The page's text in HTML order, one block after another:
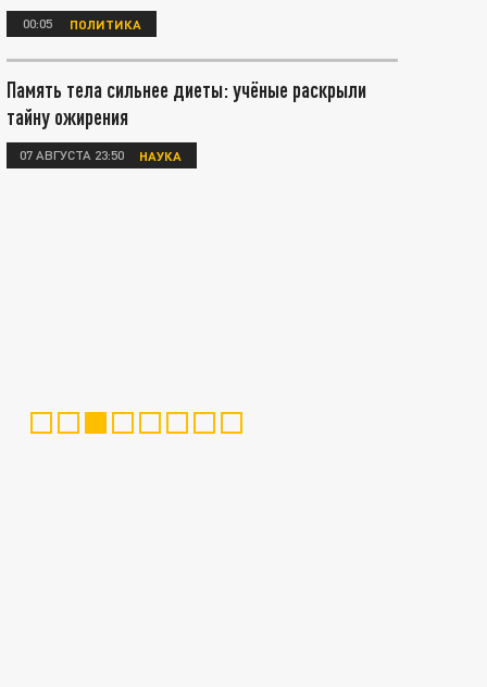
00:05 ПОЛИТИКА
Память тела сильнее диеты: учёные раскрыли
тайну ожирения
07 АВГУСТА 23:50 НАУКА